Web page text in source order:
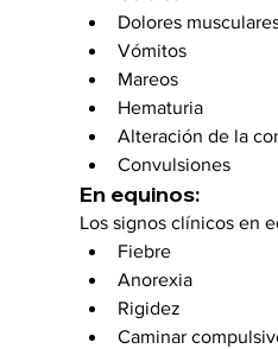
Dolores
Vómitos
Mareos
Hematuria
Alteración de la
Convulsiones
En equinos:
Los signos clínicos en
Fiebre
Anorexia
Rigidez
Caminar